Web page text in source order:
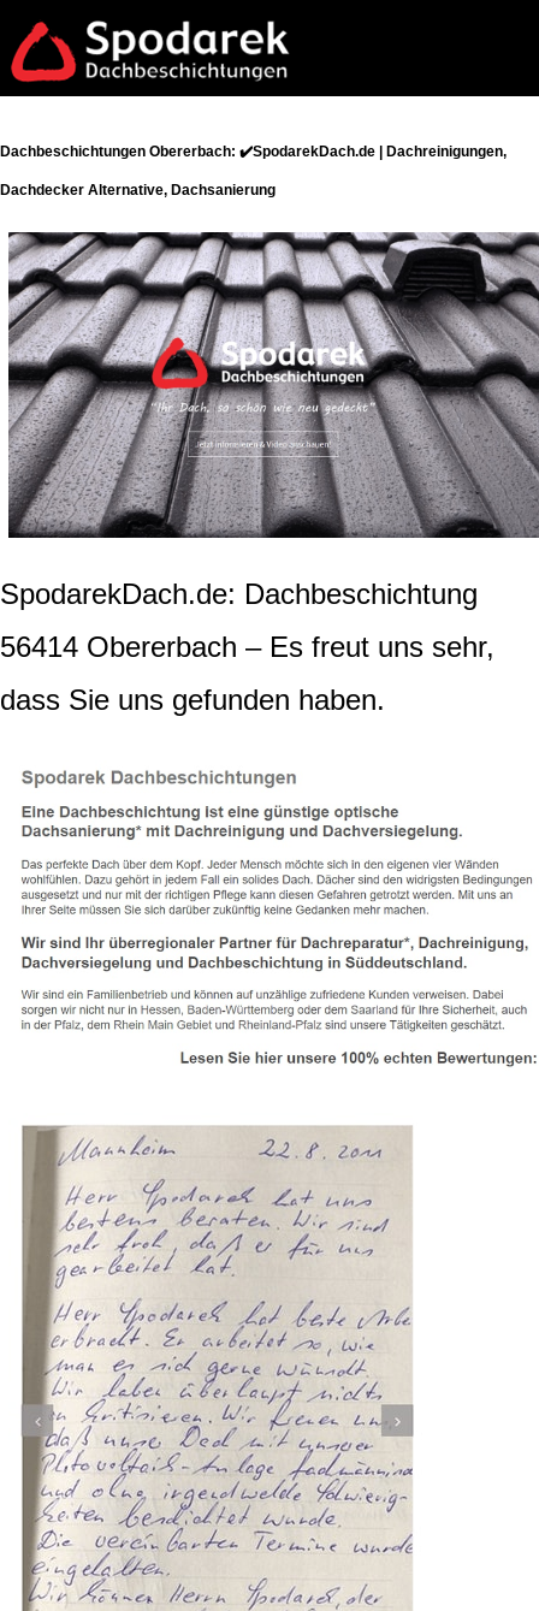
Dachbeschichtungen Obererbach: ✔️SpodarekDach.de | Dachreinigungen,
Dachdecker Alternative, Dachsanierung
SpodarekDach.de: Dachbeschichtung
56414 Obererbach – Es freut uns sehr,
dass Sie uns gefunden haben.